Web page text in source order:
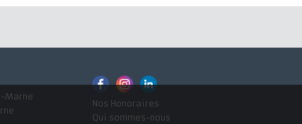
Marne
Nos Honoraires
Qui sommes-nous